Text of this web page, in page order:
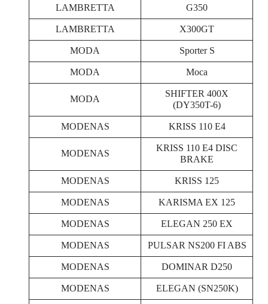
LAMBRETTA
G350
LAMBRETTA
X300GT
MODA
Sporter S
MODA
Moca
MODA
SHIFTER 400X
(DY350T-6)
MODENAS
KRISS 110 E4
MODENAS
KRISS 110 E4 DISC
BRAKE
MODENAS
KRISS 125
MODENAS
KARISMA EX 125
MODENAS
ELEGAN 250 EX
MODENAS
PULSAR NS200 FI ABS
MODENAS
DOMINAR D250
MODENAS
ELEGAN (SN250K)